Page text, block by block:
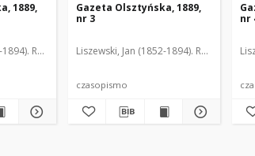
1889,
Red.
Gazeta Olsztyńska, 1889,
nr 3
Liszewski, Jan (1852-1894). Red.
czasopismo
nr